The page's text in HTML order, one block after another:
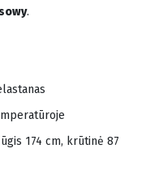
.
174 cm, krūtinė 87